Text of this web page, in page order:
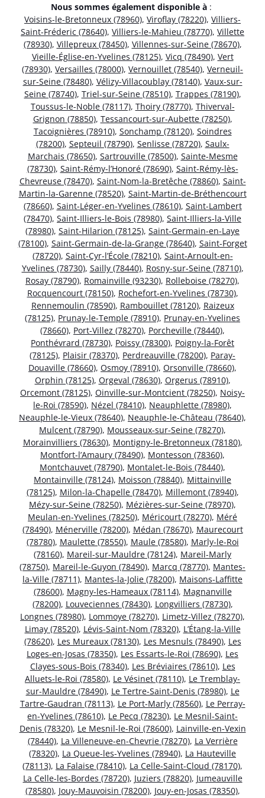
Nous sommes également disponible à :
Voisins-le-Bretonneux (78960), Viroflay (78220), Villiers-
Saint-Fréderic (78640), Villiers-le-Mahieu (78770), Villette
(78930), Villepreux (78450), Villennes-sur-Seine (78670),
Vieille-Église-en-Yvelines (78125), Vicq (78490), Vert
(78930), Versailles (78000), Vernouillet (78540), Verneuil-
sur-Seine (78480), Vélizy-Villacoublay (78140), Vaux-sur-
Seine (78740), Triel-sur-Seine (78510), Trappes (78190),
Toussus-le-Noble (78117), Thoiry (78770), Thiverval-
Grignon (78850), Tessancourt-sur-Aubette (78250),
Tacoignières (78910), Sonchamp (78120), Soindres
(78200), Septeuil (78790), Senlisse (78720), Saulx-
Marchais (78650), Sartrouville (78500), Sainte-Mesme
(78730), Saint-Rémy-l’Honoré (78690), Saint-Rémy-lès-
Chevreuse (78470), Saint-Nom-la-Bretêche (78860), Saint-
Martin-la-Garenne (78520), Saint-Martin-de-Bréthencourt
(78660), Saint-Léger-en-Yvelines (78610), Saint-Lambert
(78470), Saint-Illiers-le-Bois (78980), Saint-Illiers-la-Ville
(78980), Saint-Hilarion (78125), Saint-Germain-en-Laye
(78100), Saint-Germain-de-la-Grange (78640), Saint-Forget
(78720), Saint-Cyr-l’École (78210), Saint-Arnoult-en-
Yvelines (78730), Sailly (78440), Rosny-sur-Seine (78710),
Rosay (78790), Romainville (93230), Rolleboise (78270),
Rocquencourt (78150), Rochefort-en-Yvelines (78730),
Rennemoulin (78590), Rambouillet (78120), Raizeux
(78125), Prunay-le-Temple (78910), Prunay-en-Yvelines
(78660), Port-Villez (78270), Porcheville (78440),
Ponthévrard (78730), Poissy (78300), Poigny-la-Forêt
(78125), Plaisir (78370), Perdreauville (78200), Paray-
Douaville (78660), Osmoy (78910), Orsonville (78660),
Orphin (78125), Orgeval (78630), Orgerus (78910),
Orcemont (78125), Oinville-sur-Montcient (78250), Noisy-
le-Roi (78590), Nézel (78410), Neauphlette (78980),
Neauphle-le-Vieux (78640), Neauphle-le-Château (78640),
Mulcent (78790), Mousseaux-sur-Seine (78270),
Morainvilliers (78630), Montigny-le-Bretonneux (78180),
Montfort-l’Amaury (78490), Montesson (78360),
Montchauvet (78790), Montalet-le-Bois (78440),
Montainville (78124), Moisson (78840), Mittainville
(78125), Milon-la-Chapelle (78470), Millemont (78940),
Mézy-sur-Seine (78250), Mézières-sur-Seine (78970),
Meulan-en-Yvelines (78250), Méricourt (78270), Méré
(78490), Ménerville (78200), Médan (78670), Maurecourt
(78780), Maulette (78550), Maule (78580), Marly-le-Roi
(78160), Mareil-sur-Mauldre (78124), Mareil-Marly
(78750), Mareil-le-Guyon (78490), Marcq (78770), Mantes-
la-Ville (78711), Mantes-la-Jolie (78200), Maisons-Laffitte
(78600), Magny-les-Hameaux (78114), Magnanville
(78200), Louveciennes (78430), Longvilliers (78730),
Longnes (78980), Lommoye (78270), Limetz-Villez (78270),
Limay (78520), Lévis-Saint-Nom (78320), L’Étang-la-Ville
(78620), Les Mureaux (78130), Les Mesnuls (78490), Les
Loges-en-Josas (78350), Les Essarts-le-Roi (78690), Les
Clayes-sous-Bois (78340), Les Bréviaires (78610), Les
Alluets-le-Roi (78580), Le Vésinet (78110), Le Tremblay-
sur-Mauldre (78490), Le Tertre-Saint-Denis (78980), Le
Tartre-Gaudran (78113), Le Port-Marly (78560), Le Perray-
en-Yvelines (78610), Le Pecq (78230), Le Mesnil-Saint-
Denis (78320), Le Mesnil-le-Roi (78600), Lainville-en-Vexin
(78440), La Villeneuve-en-Chevrie (78270), La Verrière
(78320), La Queue-les-Yvelines (78940), La Hauteville
(78113), La Falaise (78410), La Celle-Saint-Cloud (78170),
La Celle-les-Bordes (78720), Juziers (78820), Jumeauville
(78580), Jouy-Mauvoisin (78200), Jouy-en-Josas (78350),